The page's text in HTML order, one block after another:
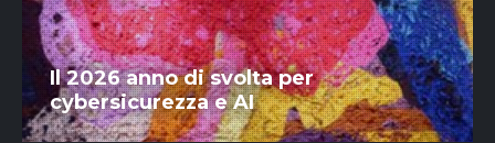
Il 2026 anno di svolta per
cybersicurezza e AI